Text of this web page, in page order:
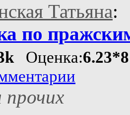
Татьяна:
по
Оценка:6.23*8
прочих